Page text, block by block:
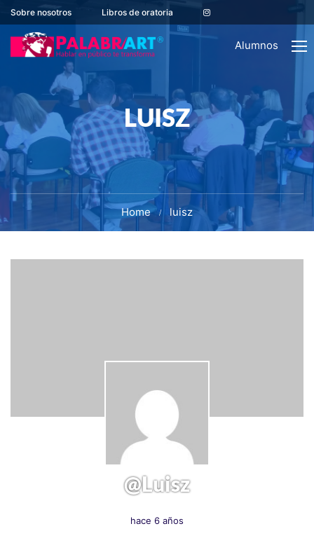
Sobre nosotros Libros de oratoria
Alumnos
LUISZ
Home luisz
@luisz
hace 6 años